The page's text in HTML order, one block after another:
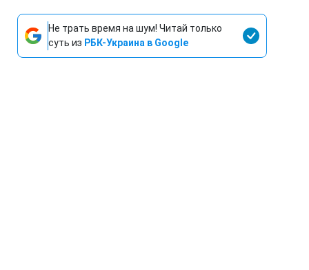
Не трать время на шум! Читай только
суть из РБК-Украина в Google